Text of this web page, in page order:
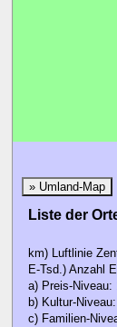
» Umland-Map
Liste der
km) Luftlinie
E-Tsd.) Anzahl
a) Preis-Niveau:
b) Kultur-
c) Familien-